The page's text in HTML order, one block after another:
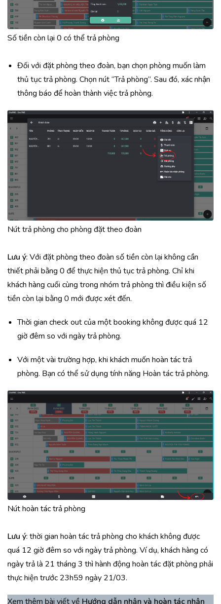
Số tiền còn lại 0 có thể trả phòng
Đối với đặt phòng theo đoàn, bạn chọn phòng muốn làm
thủ tục trả phòng. Chọn nút “Trả phòng”. Sau đó, xác nhận
thông báo để hoàn thành việc trả phòng.
Nút trả phòng cho phòng đặt theo đoàn
Lưu ý: Với đặt phòng theo đoàn số tiền còn lại không cần
thiết phải bằng 0 để thực hiện thủ tục trả phòng. Chỉ khi
khách hàng cuối cùng trong nhóm trả phòng thì điều kiện số
tiền còn lại bằng 0 mới được xét đến.
Thời gian check out của một booking không được quá 12
giờ đêm so với ngày trả phòng.
Với một vài trường hợp, khi khách muốn hoàn tác trả
phòng. Bạn có thể sử dụng tính năng Hoàn tác trả phòng.
Nút hoàn tác trả phòng
Lưu ý: thời gian hoàn tác trả phòng cho khách không được
quá 12 giờ đêm so với ngày trả phòng. Ví dụ, khách hàng có
ngày trả là 21 tháng 3 thì hành động hoàn tác đặt phòng phải
thực hiện trước 23h59 ngày 21/03.
Xem thêm bài viết về Hướng dẫn nhận và hoàn tác nhận